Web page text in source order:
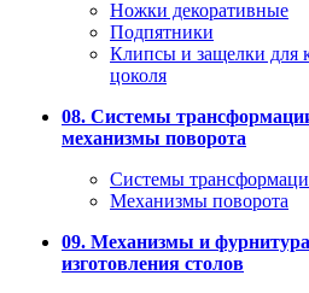
Ножки декоративные
Подпятники
Клипсы и защелки для
цоколя
08. Системы
механизмы поворота
Системы
Механизмы поворота
09. Механизмы и
изготовления столов